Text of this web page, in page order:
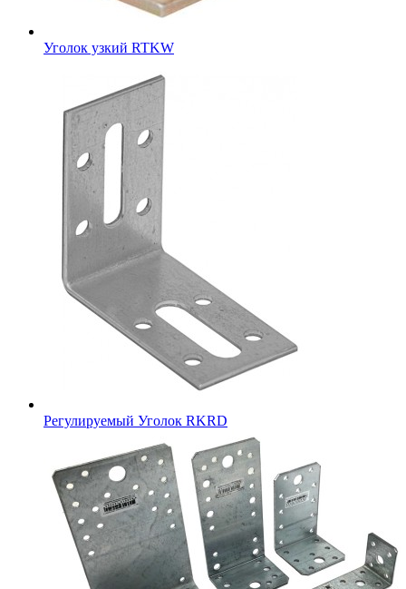
Уголок узкий RTKW
Регулируемый Уголок RKRD